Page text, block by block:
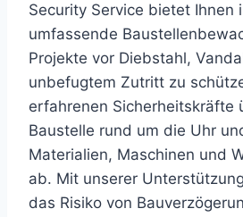
Security Service bietet Ihnen
umfassende
Projekte vor Diebstahl,
unbefugtem Zutritt zu
erfahrenen Sicherheitskräfte
Baustelle rund um die Uhr
Materialien, Maschinen und
ab. Mit unserer
das Risiko von